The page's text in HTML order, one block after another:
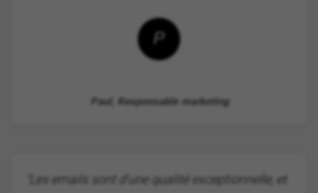
P
Paul, Responsable marketing
"Les emails sont d'une qualité exceptionnelle, et